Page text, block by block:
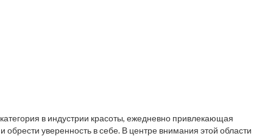
в индустрии красоты, ежедневно привлекающая
уверенность в себе. В центре внимания этой области